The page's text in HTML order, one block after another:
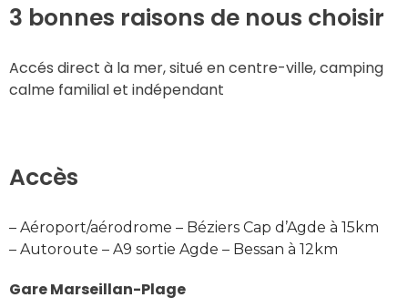
3 bonnes raisons de nous choisir
Accés direct à la mer, situé en centre-ville, camping
calme familial et indépendant
Accès
– Aéroport/aérodrome – Béziers Cap d’Agde à 15km
– Autoroute – A9 sortie Agde – Bessan à 12km
Gare Marseillan-Plage